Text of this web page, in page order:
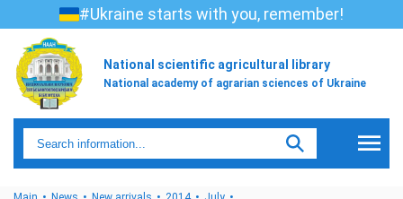
#Ukraine starts with you, remember!
National scientific agricultural library
National academy of agrarian sciences of Ukraine